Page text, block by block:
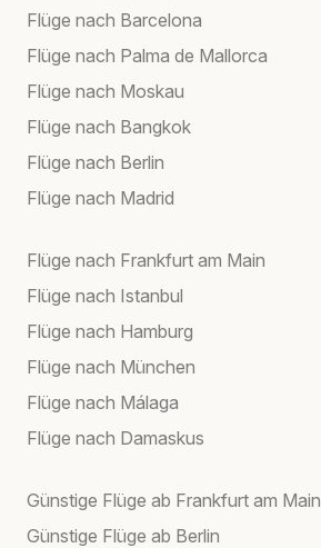
Flüge nach Barcelona
Flüge nach Palma de Mallorca
Flüge nach Moskau
Flüge nach Bangkok
Flüge nach Berlin
Flüge nach Madrid
Flüge nach Frankfurt am Main
Flüge nach Istanbul
Flüge nach Hamburg
Flüge nach München
Flüge nach Málaga
Flüge nach Damaskus
Günstige Flüge ab Frankfurt am Main
Günstige Flüge ab Berlin